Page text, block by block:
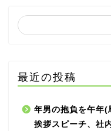
最近の投稿
年男の抱負を午年(
挨拶スピーチ、社